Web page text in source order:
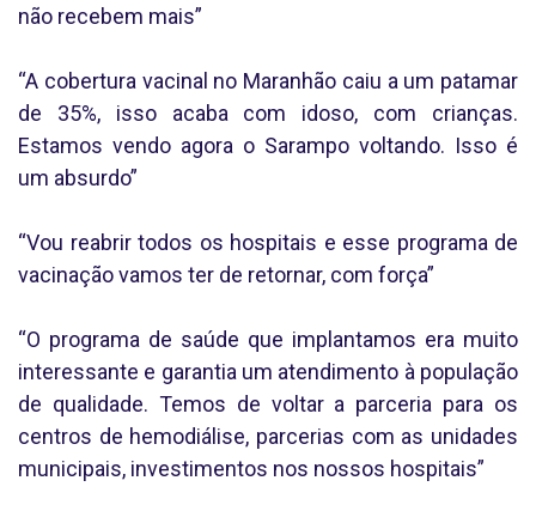
não recebem mais”
“A cobertura vacinal no Maranhão caiu a um patamar
de 35%, isso acaba com idoso, com crianças.
Estamos vendo agora o Sarampo voltando. Isso é
um absurdo”
“Vou reabrir todos os hospitais e esse programa de
vacinação vamos ter de retornar, com força”
“O programa de saúde que implantamos era muito
interessante e garantia um atendimento à população
de qualidade. Temos de voltar a parceria para os
centros de hemodiálise, parcerias com as unidades
municipais, investimentos nos nossos hospitais”